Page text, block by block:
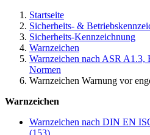
Startseite
Sicherheits- &
Sicherheits-Kennzeichnung
Warnzeichen
Warnzeichen nach ASR
Normen
Warnzeichen Warnung vor
Warnzeichen
Warnzeichen nach DIN EN
(153)